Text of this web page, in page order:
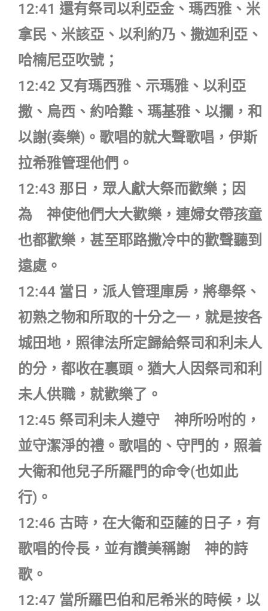
12:41 還有祭司以利亞金、瑪西雅、米
拿民、米該亞、以利約乃、撒迦利亞、
哈楠尼亞吹號；
12:42 又有瑪西雅、示瑪雅、以利亞
撒、烏西、約哈難、瑪基雅、以攔，和
以謝(奏樂)。歌唱的就大聲歌唱，伊斯
拉希雅管理他們。
12:43 那日，眾人獻大祭而歡樂；因
為 神使他們大大歡樂，連婦女帶孩童
也都歡樂，甚至耶路撒冷中的歡聲聽到
遠處。
12:44 當日，派人管理庫房，將舉祭、
初熟之物和所取的十分之一，就是按各
城田地，照律法所定歸給祭司和利未人
的分，都收在裏頭。猶大人因祭司和利
未人供職，就歡樂了。
12:45 祭司利未人遵守 神所吩咐的，
並守潔淨的禮。歌唱的、守門的，照着
大衛和他兒子所羅門的命令(也如此
行)。
12:46 古時，在大衛和亞薩的日子，有
歌唱的伶長，並有讚美稱謝 神的詩
歌。
12:47 當所羅巴伯和尼希米的時候，以